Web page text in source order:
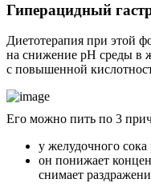
Гиперацидный
Диетотерапия при этой
на снижение pH среды в
с повышенной
Его можно пить по 3
у желудочного
он понижает
снимает